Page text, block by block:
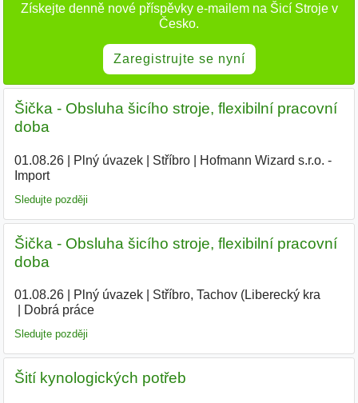
Získejte denně nové příspěvky e-mailem na Šicí Stroje v
Česko.
Zaregistrujte se nyní
Šička - Obsluha šicího stroje, flexibilní pracovní
doba
01.08.26| Plný úvazek| Stříbro|
Hofmann Wizard s.r.o. -
Import
Sledujte později
Šička - Obsluha šicího stroje, flexibilní pracovní
doba
01.08.26| Plný úvazek| Stříbro, Tachov (Liberecký kra
Dobrá práce
Sledujte později
Šití kynologických potřeb